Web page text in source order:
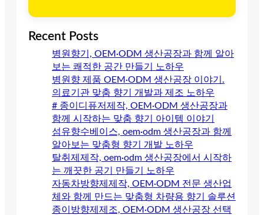
Recent Posts
병원향기, OEM·ODM 생산공장과 함께 알아
보는 쾌적한 공간 만들기 노하우
병원향 제품 OEM·ODM 생산공장 이야기.
의료기관 맞춤 향기 개발과 제조 노하우
# 종이디퓨저제작, OEM·ODM 생산공장과
함께 시작하는 맞춤 향기 아이템 이야기
섬유향수베이스, oem·odm 생산공장과 함께
알아보는 맞춤형 향기 개발 노하우
탈취제제작, oem·odm 생산공장에서 시작하
는 깨끗한 공기 만들기 노하우
자동차방향제제작, OEM·ODM 전문 생산업
체와 함께 만드는 맞춤형 차량용 향기 솔루션
종이방향제제조, OEM·ODM 생산공장 선택